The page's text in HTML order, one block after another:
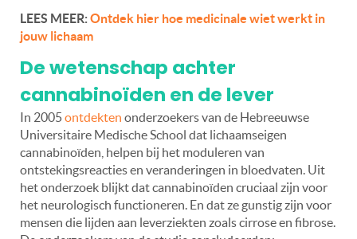
LEES MEER:Ontdek hier hoe medicinale wiet werkt in
jouw lichaam
De wetenschap achter
cannabinoïden en de lever
In 2005ontdekten onderzoekers van de Hebreeuwse
Universitaire Medische School dat lichaamseigen
cannabinoïden, helpen bij het moduleren van
ontstekingsreacties en veranderingen in bloedvaten. Uit
het onderzoek blijkt dat cannabinoïden cruciaal zijn voor
het neurologisch functioneren. En dat ze gunstig zijn voor
mensen die lijden aan leverziekten zoals cirrose en fibrose.